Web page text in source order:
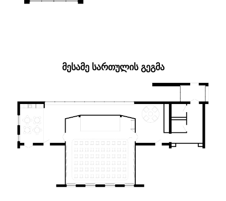
ᲛᲔᲡᲐᲛᲔ ᲡᲐᲠᲗᲣᲚᲘᲡ ᲒᲔᲒᲛᲐ